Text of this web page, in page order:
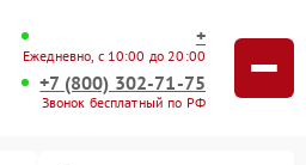
+
Ежедневно, с 10:00 до 20:00
+7 (800) 302-71-75
Звонок бесплатный по РФ